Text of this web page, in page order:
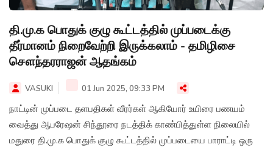
தி.மு.க பொதுக் குழு கூட்டத்தில் முப்படைக்கு
தீர்மானம் நிறைவேற்றி இருக்கலாம் - தமிழிசை
சௌந்தரராஜன் ஆதங்கம்
VASUKI 01 Jun 2025, 09:33 PM
நாட்டின் முப்படை தளபதிகள் வீரர்கள் ஆகியோர் உயிரை பணயம்
வைத்து ஆபரேஷன் சிந்தூரை நடத்திக் காண்பித்துள்ள நிலையில்
மதுரை தி.மு.க பொதுக் குழு கூட்டத்தில் முப்படையை பாராட்டி ஒரு